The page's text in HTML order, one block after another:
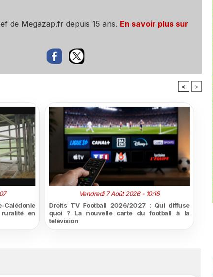
de Megazap.fr depuis 15 ans. En savoir plus sur
< >
Calédonie
en
Vendredi 7 Août 2026 - 10:16
Droits TV Football 2026/2027 : Qui diffuse
quoi ? La nouvelle carte du football à la
télévision